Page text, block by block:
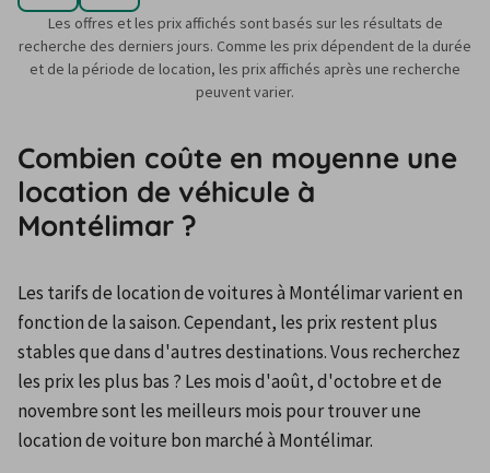
Les offres et les prix affichés sont basés sur les résultats de
recherche des derniers jours. Comme les prix dépendent de la durée
et de la période de location, les prix affichés après une recherche
peuvent varier.
Combien coûte en moyenne une
location de véhicule à
Montélimar ?
Les tarifs de location de voitures à Montélimar varient en
fonction de la saison. Cependant, les prix restent plus
stables que dans d'autres destinations. Vous recherchez
les prix les plus bas ? Les mois d'août, d'octobre et de
novembre sont les meilleurs mois pour trouver une
location de voiture bon marché à Montélimar.